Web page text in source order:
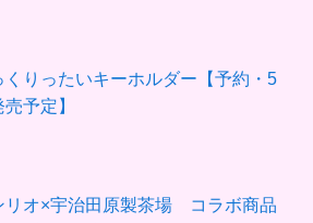
くりったいキーホルダー【予約・5
売予定】
リオ×宇治田原製茶場 コラボ商品